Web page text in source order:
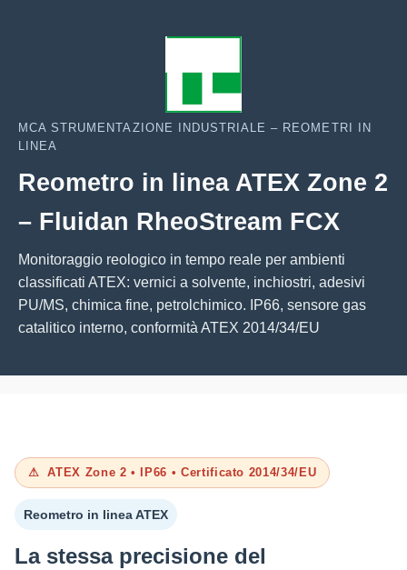
MCA STRUMENTAZIONE INDUSTRIALE – REOMETRI IN
LINEA
Reometro in linea ATEX Zone 2
– Fluidan RheoStream FCX
Monitoraggio reologico in tempo reale per ambienti
classificati ATEX: vernici a solvente, inchiostri, adesivi
PU/MS, chimica fine, petrolchimico. IP66, sensore gas
catalitico interno, conformità ATEX 2014/34/EU
ATEX Zone 2 • IP66 • Certificato 2014/34/EU
Reometro in linea ATEX
La stessa precisione del